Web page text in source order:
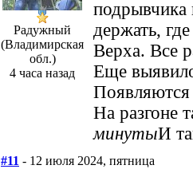
Радужный
(Владимирская
обл.)
4 часа назад
подрывчика
держать,
Верха. Все
Еще
Появляются
На разгоне
минутыИ
#11 - 12 июля 2024, пятница